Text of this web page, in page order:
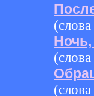
Ночь,